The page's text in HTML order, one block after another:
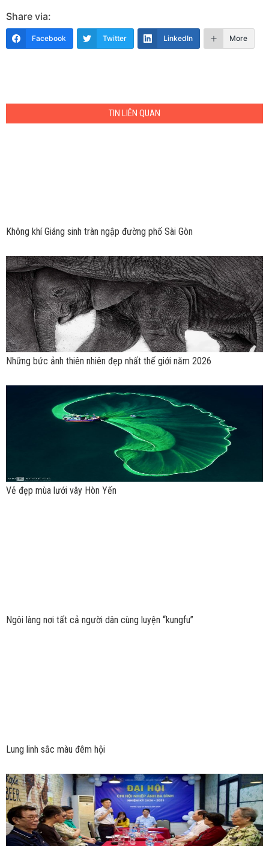
Share via:
Facebook Twitter LinkedIn More
TIN LIÊN QUAN
Không khí Giáng sinh tràn ngập đường phố Sài Gòn
Những bức ảnh thiên nhiên đẹp nhất thế giới năm 2026
Vẻ đẹp mùa lưới vây Hòn Yến
Ngôi làng nơi tất cả người dân cùng luyện “kungfu”
Lung linh sắc màu đêm hội